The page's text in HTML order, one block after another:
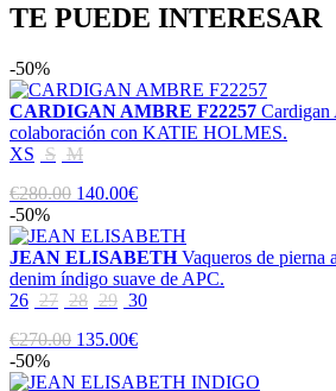
TE PUEDE INTERESAR
-50%
CARDIGAN AMBRE F22257 Cardigan
colaboración con KATIE HOLMES.
XS S M
€280.00 140.00€
-50%
JEAN ELISABETH Vaqueros de pierna
denim índigo suave de APC.
26 27 28 29 30
€270.00 135.00€
-50%